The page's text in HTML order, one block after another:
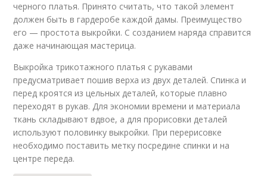
черного платья. Принято считать, что такой элемент
должен быть в гардеробе каждой дамы. Преимущество
его — простота выкройки. С созданием наряда справится
даже начинающая мастерица.
Выкройка трикотажного платья с рукавами
предусматривает пошив верха из двух деталей. Спинка и
перед кроятся из цельных деталей, которые плавно
переходят в рукав. Для экономии времени и материала
ткань складывают вдвое, а для прорисовки деталей
используют половинку выкройки. При перерисовке
необходимо поставить метку посредине спинки и на
центре переда.